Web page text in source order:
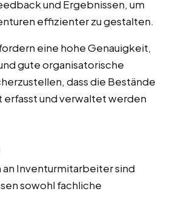
und Ergebnissen, um
effizienter zu gestalten.
eine hohe Genauigkeit,
gute organisatorische
dass die Bestände
erfasst und verwaltet werden
Inventurmitarbeiter sind
sowohl fachliche